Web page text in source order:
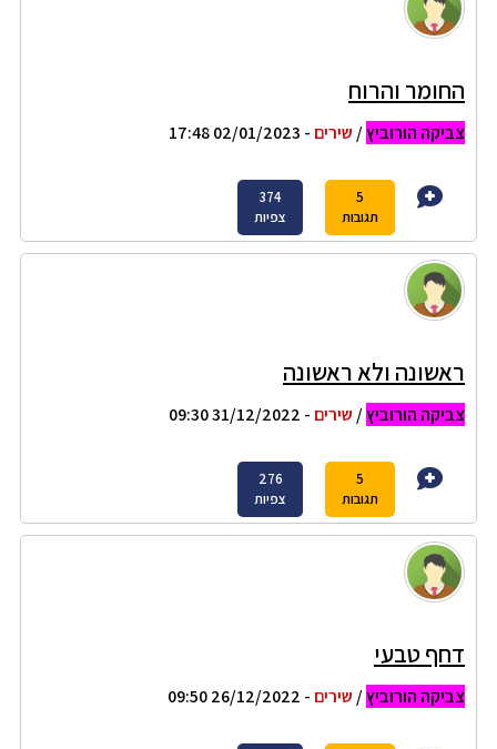
החומר והרוח
צביקה הורוביץ/ שירים - 02/01/2023 17:48
5
תגובות
374
צפיות
ראשונה ולא ראשונה
צביקה הורוביץ/ שירים - 31/12/2022 09:30
5
תגובות
276
צפיות
דחף טבעי
צביקה הורוביץ/ שירים - 26/12/2022 09:50